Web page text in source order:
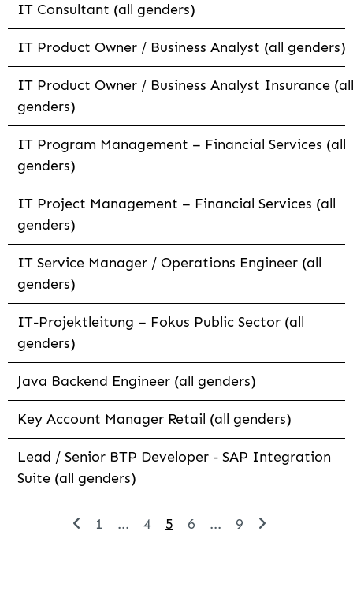
IT Consultant (all genders)
IT Product Owner / Business Analyst (all genders)
IT Product Owner / Business Analyst Insurance (all
genders)
IT Program Management – Financial Services (all
genders)
IT Project Management – Financial Services (all
genders)
IT Service Manager / Operations Engineer (all
genders)
IT-Projektleitung – Fokus Public Sector (all
genders)
Java Backend Engineer (all genders)
Key Account Manager Retail (all genders)
Lead / Senior BTP Developer - SAP Integration
Suite (all genders)
1 ... 4 5 6 ... 9